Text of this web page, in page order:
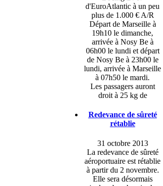
d'EuroAtlantic à un peu
plus de 1.000 € A/R
Départ de Marseille à
19h10 le dimanche,
arrivée à Nosy Be à
06h00 le lundi et départ
de Nosy Be à 23h00 le
lundi, arrivée à Marseille
à 07h50 le mardi.
Les passagers auront
droit à 25 kg de
Redevance de sûreté
rétablie
31 octobre 2013
La redevance de sûreté
aéroportuaire est rétablie
à partir du 2 novembre.
Elle sera désormais